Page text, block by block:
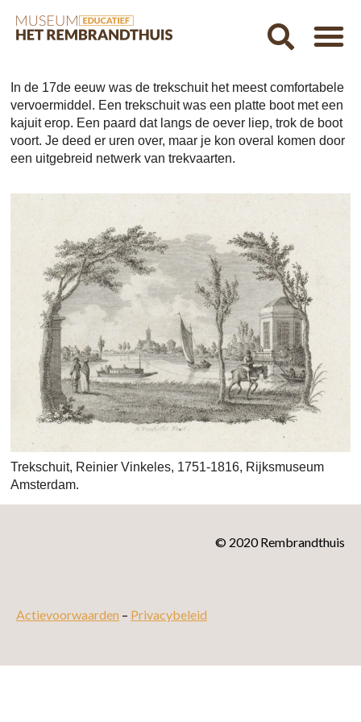
In de 17de eeuw was de trekschuit het meest comfortabele
vervoermiddel. Een trekschuit was een platte boot met een
kajuit erop. Een paard dat langs de oever liep, trok de boot
voort. Je deed er uren over, maar je kon overal komen door
een uitgebreid netwerk van trekvaarten.
Trekschuit, Reinier Vinkeles, 1751-1816, Rijksmuseum
Amsterdam.
© 2020 Rembrandthuis
Actievoorwaarden – Privacybeleid